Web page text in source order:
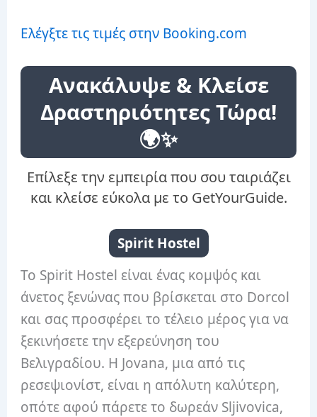
Ελέγξτε τις τιμές στην Booking.com
Ανακάλυψε & Κλείσε
Δραστηριότητες Τώρα!
🌍✨
Επίλεξε την εμπειρία που σου ταιριάζει
και κλείσε εύκολα με το GetYourGuide.
Spirit Hostel
Το Spirit Hostel είναι ένας κομψός και
άνετος ξενώνας που βρίσκεται στο Dorcol
και σας προσφέρει το τέλειο μέρος για να
ξεκινήσετε την εξερεύνηση του
Βελιγραδίου. Η Jovana, μια από τις
ρεσεψιονίστ, είναι η απόλυτη καλύτερη,
οπότε αφού πάρετε το δωρεάν Sljivovica,